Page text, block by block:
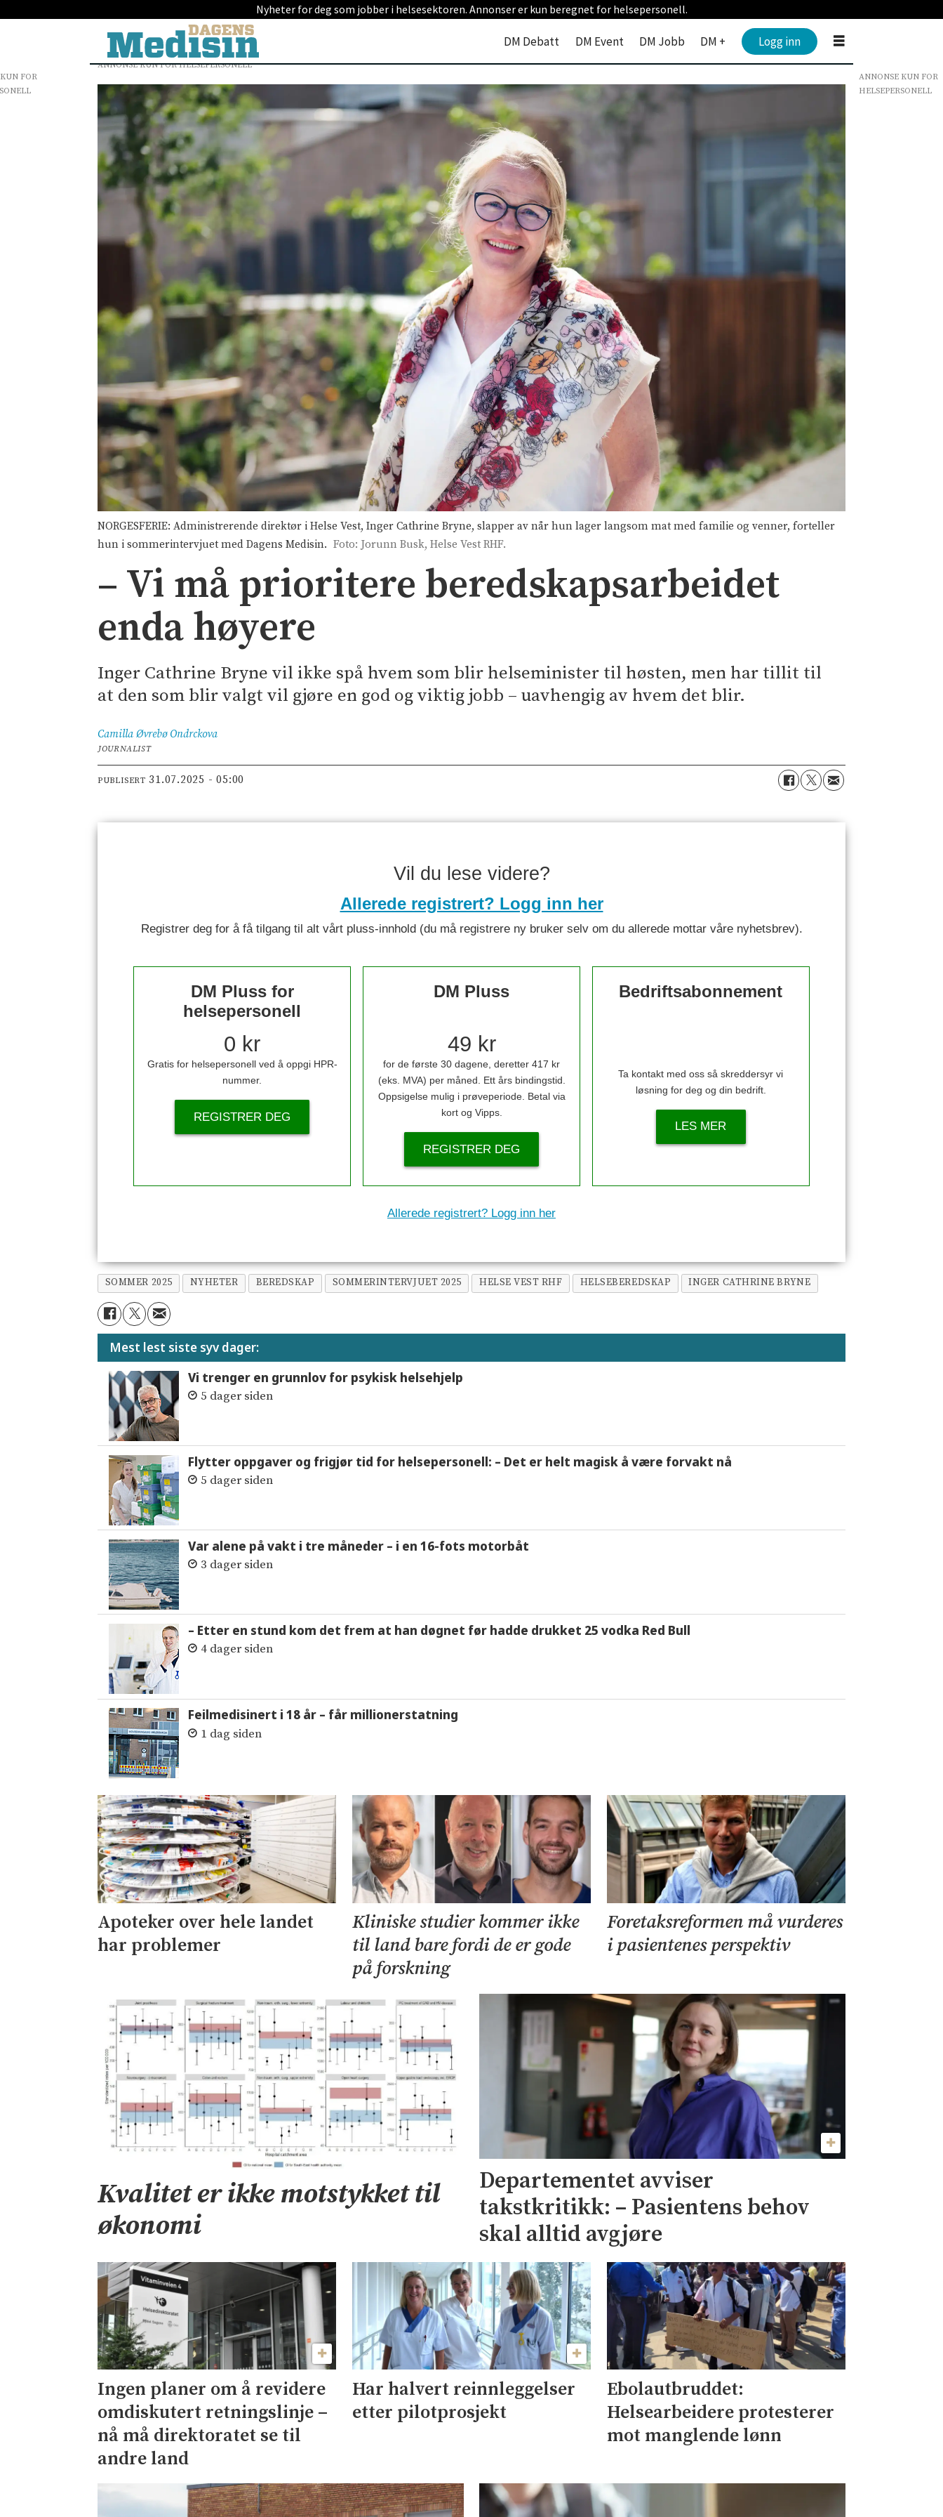
Nyheter for deg som jobber i helsesektoren. Annonser er kun beregnet for helsepersonell.
DM Debatt DM Event DM Jobb DM + Logg inn
ANNONSE KUN FOR HELSEPERSONELL
NORGESFERIE: Administrerende direktør i Helse Vest, Inger Cathrine Bryne, slapper av når hun lager langsom mat med familie og venner, forteller
hun i sommerintervjuet med Dagens Medisin. Foto: Jorunn Busk, Helse Vest RHF.
– Vi må prioritere beredskapsarbeidet
enda høyere
Inger Cathrine Bryne vil ikke spå hvem som blir helseminister til høsten, men har tillit til
at den som blir valgt vil gjøre en god og viktig jobb – uavhengig av hvem det blir.
Camilla Øvrebø Ondrckova
JOURNALIST
PUBLISERT 31.07.2025 - 05:00
Vil du lese videre?
Allerede registrert? Logg inn her
Registrer deg for å få tilgang til alt vårt pluss-innhold (du må registrere ny bruker selv om du allerede mottar våre nyhetsbrev).
DM Pluss for
helsepersonell
0 kr
Gratis for helsepersonell ved å oppgi HPR-
nummer.
REGISTRER DEG
DM Pluss
49 kr
for de første 30 dagene, deretter 417 kr
(eks. MVA) per måned. Ett års bindingstid.
Oppsigelse mulig i prøveperiode. Betal via
kort og Vipps.
REGISTRER DEG
Bedriftsabonnement
Ta kontakt med oss så skreddersyr vi
løsning for deg og din bedrift.
LES MER
Allerede registrert? Logg inn her
SOMMER 2025 NYHETER BEREDSKAP SOMMERINTERVJUET 2025 HELSE VEST RHF HELSEBEREDSKAP INGER CATHRINE BRYNE
Mest lest siste syv dager:
Vi trenger en grunnlov for psykisk helsehjelp
5 dager siden
Flytter oppgaver og frigjør tid for helsepersonell: – Det er helt magisk å være forvakt nå
5 dager siden
Var alene på vakt i tre måneder – i en 16-fots motorbåt
3 dager siden
– Etter en stund kom det frem at han døgnet før hadde drukket 25 vodka Red Bull
4 dager siden
Feilmedisinert i 18 år – får millionerstatning
1 dag siden
Apoteker over hele landet
har problemer
Kliniske studier kommer ikke
til land bare fordi de er gode
på forskning
Foretaksreformen må vurderes
i pasientenes perspektiv
Kvalitet er ikke motstykket til
økonomi
Departementet avviser
takstkritikk: – Pasientens behov
skal alltid avgjøre
Ingen planer om å revidere
omdiskutert retningslinje –
nå må direktoratet se til
andre land
Har halvert reinnleggelser
etter pilotprosjekt
Ebolautbruddet:
Helsearbeidere protesterer
mot manglende lønn
FOR
ANNONSE KUN FOR
HELSEPERSONELL